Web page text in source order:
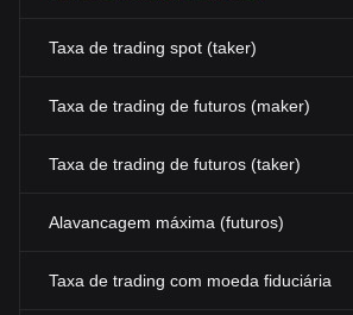
Taxa de trading spot (taker)
Taxa de trading de futuros (maker)
Taxa de trading de futuros (taker)
Alavancagem máxima (futuros)
Taxa de trading com moeda fiduciária